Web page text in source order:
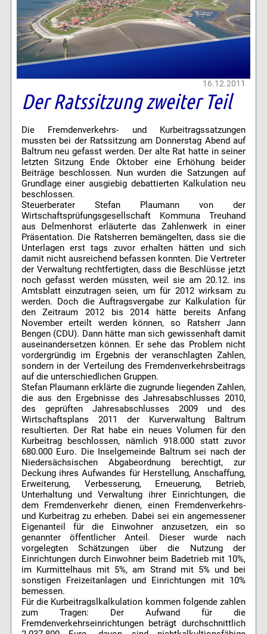
16.12.2011
Der Ratssitzung zweiter Teil
Die Fremdenverkehrs- und Kurbeitragssatzungen
mussten bei der Ratssitzung am Donnerstag Abend auf
Baltrum neu gefasst werden. Der alte Rat hatte in seiner
letzten Sitzung Ende Oktober eine Erhöhung beider
Beiträge beschlossen. Nun wurden die Satzungen auf
Grundlage einer ausgiebig debattierten Kalkulation neu
beschlossen.
Steuerberater Stefan Plaumann von der
Wirtschaftsprüfungsgesellschaft Kommuna Treuhand
aus Delmenhorst erläuterte das Zahlenwerk in einer
Präsentation. Die Ratsherren bemängelten, dass sie die
Unterlagen erst tags zuvor erhalten hätten und sich
damit nicht ausreichend befassen konnten. Die Vertreter
der Verwaltung rechtfertigten, dass die Beschlüsse jetzt
noch gefasst werden müssten, weil sie am 20.12. ins
Amtsblatt einzutragen seien, um für 2012 wirksam zu
werden. Doch die Auftragsvergabe zur Kalkulation für
den Zeitraum 2012 bis 2014 hätte bereits Anfang
November erteilt werden können, so Ratsherr Jann
Bengen (CDU). Dann hätte man sich gewissenhaft damit
auseinandersetzen können. Er sehe das Problem nicht
vordergründig im Ergebnis der veranschlagten Zahlen,
sondern in der Verteilung des Fremdenverkehrsbeitrags
auf die unterschiedlichen Gruppen.
Stefan Plaumann erklärte die zugrunde liegenden Zahlen,
die aus den Ergebnisse des Jahresabschlusses 2010,
des geprüften Jahresabschlusses 2009 und des
Wirtschaftsplans 2011 der Kurverwaltung Baltrum
resultierten. Der Rat habe ein neues Volumen für den
Kurbeitrag beschlossen, nämlich 918.000 statt zuvor
680.000 Euro. Die Inselgemeinde Baltrum sei nach der
Niedersächsischen Abgabeordnung berechtigt, zur
Deckung ihres Aufwandes für Herstellung, Anschaffung,
Erweiterung, Verbesserung, Erneuerung, Betrieb,
Unterhaltung und Verwaltung ihrer Einrichtungen, die
dem Fremdenverkehr dienen, einen Fremdenverkehrs-
und Kurbeitrag zu erheben. Dabei sei ein angemessener
Eigenanteil für die Einwohner anzusetzen, ein so
genannter öffentlicher Anteil. Dieser wurde nach
vorgelegten Schätzungen über die Nutzung der
Einrichtungen durch Einwohner beim Badetrieb mit 10%,
im Kurmittelhaus mit 5%, am Strand mit 5% und bei
sonstigen Freizeitanlagen und Einrichtungen mit 10%
bemessen.
Für die Kurbeitragslkalkulation kommen folgende zahlen
zum Tragen: Der Aufwand für die
Fremdenverkehrseinrichtungen beträgt durchschnittlich